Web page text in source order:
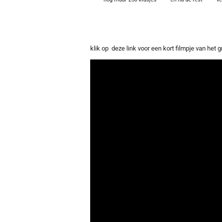
klik op deze link voor een kort filmpje van het